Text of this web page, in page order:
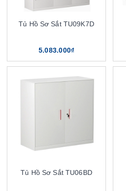
Tủ Hồ Sơ Sắt TU09K7D
5.083.000₫
Tủ Hồ Sơ Sắt TU06BD